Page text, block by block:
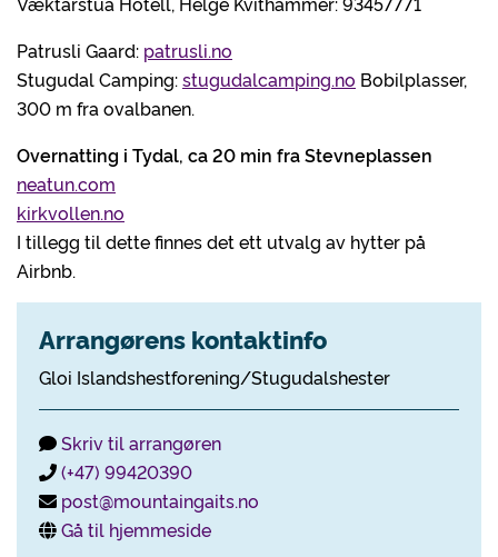
Patrusli Gaard: patrusli.no
Stugudal Camping:stugudalcamping.no Bobilplasser,
300 m fra ovalbanen.
Overnatting i Tydal, ca 20 min fra Stevneplassen
neatun.com
kirkvollen.no
I tillegg til dette finnes det ett utvalg av hytter på
Airbnb.
Arrangørens kontaktinfo
Gloi Islandshestforening/Stugudalshester
Skriv til arrangøren
(+47) 99420390
post@mountaingaits.no
Gå til hjemmeside